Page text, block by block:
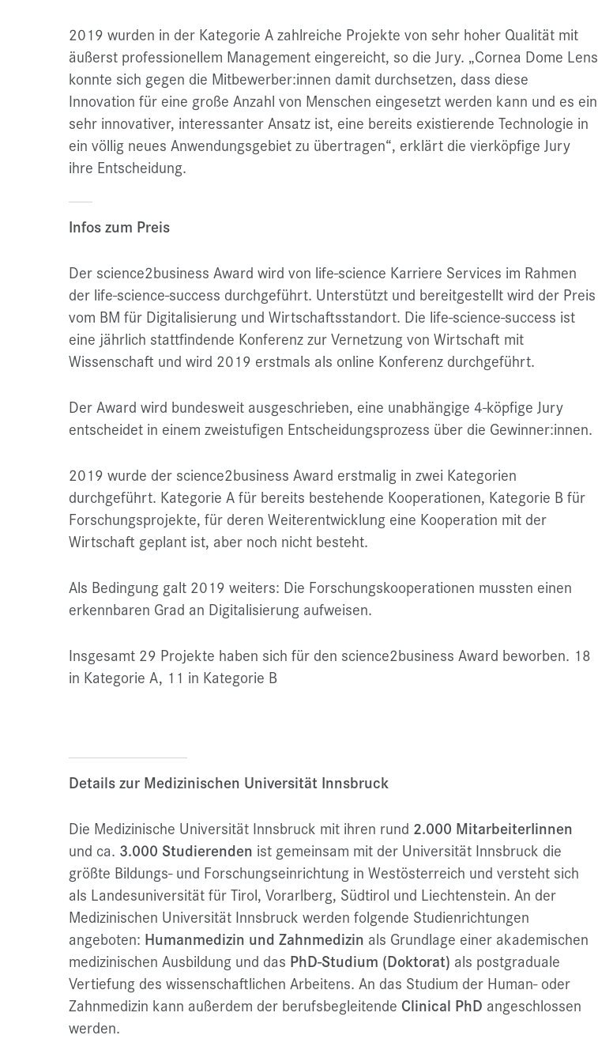
2019 wurden in der Kategorie A zahlreiche Projekte von sehr hoher Qualität mit
äußerst professionellem Management eingereicht, so die Jury. „Cornea Dome Lens
konnte sich gegen die Mitbewerber:innen damit durchsetzen, dass diese
Innovation für eine große Anzahl von Menschen eingesetzt werden kann und es ein
sehr innovativer, interessanter Ansatz ist, eine bereits existierende Technologie in
ein völlig neues Anwendungsgebiet zu übertragen“, erklärt die vierköpfige Jury
ihre Entscheidung.
Infos zum Preis
Der science2business Award wird von life-science Karriere Services im Rahmen
der life-science-success durchgeführt. Unterstützt und bereitgestellt wird der Preis
vom BM für Digitalisierung und Wirtschaftsstandort. Die life-science-success ist
eine jährlich stattfindende Konferenz zur Vernetzung von Wirtschaft mit
Wissenschaft und wird 2019 erstmals als online Konferenz durchgeführt.
Der Award wird bundesweit ausgeschrieben, eine unabhängige 4-köpfige Jury
entscheidet in einem zweistufigen Entscheidungsprozess über die Gewinner:innen.
2019 wurde der science2business Award erstmalig in zwei Kategorien
durchgeführt. Kategorie A für bereits bestehende Kooperationen, Kategorie B für
Forschungsprojekte, für deren Weiterentwicklung eine Kooperation mit der
Wirtschaft geplant ist, aber noch nicht besteht.
Als Bedingung galt 2019 weiters: Die Forschungskooperationen mussten einen
erkennbaren Grad an Digitalisierung aufweisen.
Insgesamt 29 Projekte haben sich für den science2business Award beworben. 18
in Kategorie A, 11 in Kategorie B
Details zur Medizinischen Universität Innsbruck
Die Medizinische Universität Innsbruck mit ihren rund 2.000 MitarbeiterIinnen
und ca. 3.000 Studierenden ist gemeinsam mit der Universität Innsbruck die
größte Bildungs- und Forschungseinrichtung in Westösterreich und versteht sich
als Landesuniversität für Tirol, Vorarlberg, Südtirol und Liechtenstein. An der
Medizinischen Universität Innsbruck werden folgende Studienrichtungen
angeboten: Humanmedizin und Zahnmedizin als Grundlage einer akademischen
medizinischen Ausbildung und das PhD-Studium (Doktorat) als postgraduale
Vertiefung des wissenschaftlichen Arbeitens. An das Studium der Human- oder
Zahnmedizin kann außerdem der berufsbegleitende Clinical PhD angeschlossen
werden.